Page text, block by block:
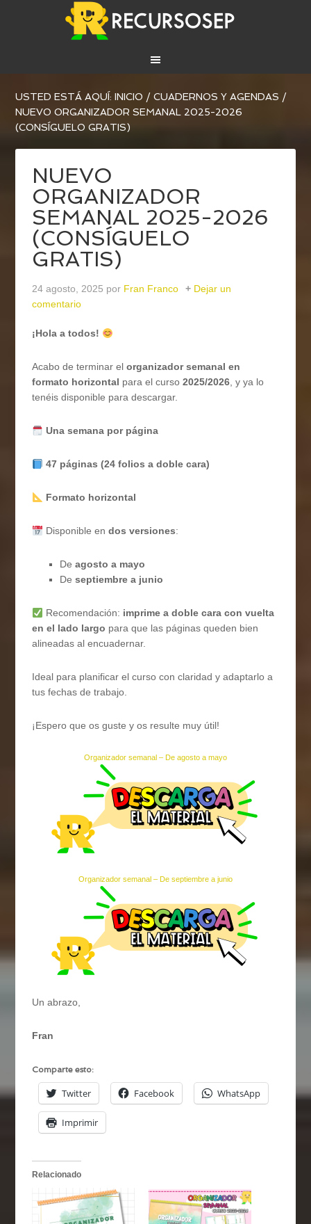
USTED ESTÁ AQUÍ:INICIO / CUADERNOS Y AGENDAS /
NUEVO ORGANIZADOR SEMANAL 2025-2026
(CONSÍGUELO GRATIS)
NUEVO
ORGANIZADOR
SEMANAL 2025-2026
(CONSÍGUELO
GRATIS)
24 agosto, 2025 por Fran Franco
Dejar un
comentario
¡Hola a todos!
Acabo de terminar elorganizador semanal en
formato horizontal para el curso2025/2026, y ya lo
tenéis disponible para descargar.
Una semana por página
47 páginas (24 folios a doble cara)
Formato horizontal
Disponible endos versiones:
Deagosto a mayo
Deseptiembre a junio
Recomendación: imprime a doble cara con vuelta
en el lado largo para que las páginas queden bien
alineadas al encuadernar.
Ideal para planificar el curso con claridad y adaptarlo a
tus fechas de trabajo.
¡Espero que os guste y os resulte muy útil!
Organizador semanal – De agosto a mayo
Organizador semanal – De septiembre a junio
Un abrazo,
Fran
Comparte esto:
Twitter Facebook WhatsApp
Imprimir
Relacionado